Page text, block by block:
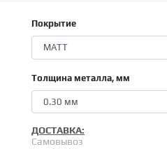
Покрытие
Толщина металла, мм
ДОСТАВКА:
Самовывоз